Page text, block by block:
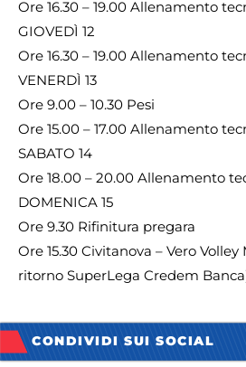
Ore 16.30 – 19.00 Allenamento
GIOVEDÌ 12
Ore 16.30 – 19.00 Allenamento
VENERDÌ 13
Ore 9.00 – 10.30 Pesi
Ore 15.00 – 17.00 Allenamento
SABATO 14
Ore 18.00 – 20.00 Allenamento
DOMENICA 15
Ore 9.30 Rifinitura pregara
Ore 15.30 Civitanova – Vero
ritorno SuperLega Credem
CONDIVIDI SUI SOCIAL